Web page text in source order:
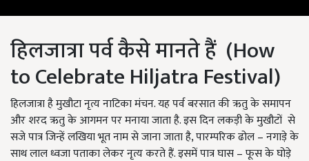
हिलजात्रा पर्व कैसे मानते हैं (How
to Celebrate Hiljatra Festival)
हिलजात्रा है मुखौटा नृत्य नाटिका मंचन. यह पर्व बरसात की ऋतु के समापन
और शरद ऋतु के आगमन पर मनाया जाता है. इस दिन लकड़ी के मुखौटों से
सजे पात्र जिन्हें लखिया भूत नाम से जाना जाता है, पारम्परिक ढोल – नगाड़े के
साथ लाल ध्वजा पताका लेकर नृत्य करते हैं. इसमें पात्र घास – फूस के घोड़े